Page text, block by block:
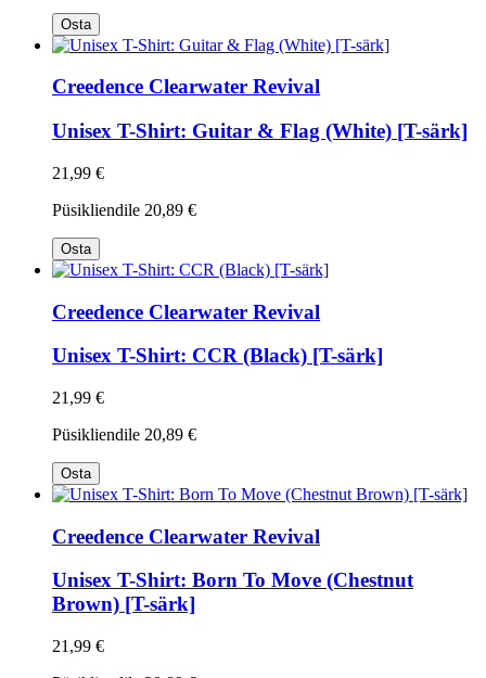
Osta
Creedence Clearwater Revival
Unisex T-Shirt: Guitar & Flag (White) [T-särk]
21,99 €
Püsikliendile 20,89 €
Osta
Creedence Clearwater Revival
Unisex T-Shirt: CCR (Black) [T-särk]
21,99 €
Püsikliendile 20,89 €
Osta
Creedence Clearwater Revival
Unisex T-Shirt: Born To Move (Chestnut
Brown) [T-särk]
21,99 €